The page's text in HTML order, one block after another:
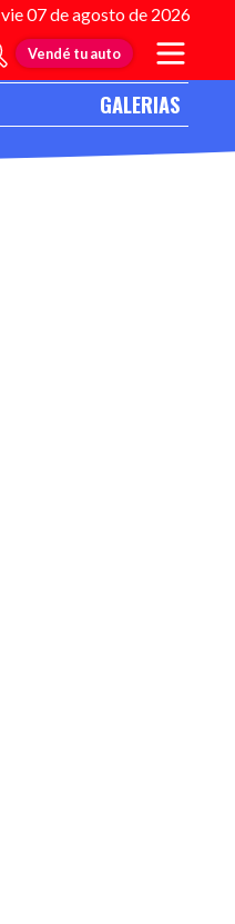
vie 07 de agosto de 2026
Vendé tu auto
GALERIAS